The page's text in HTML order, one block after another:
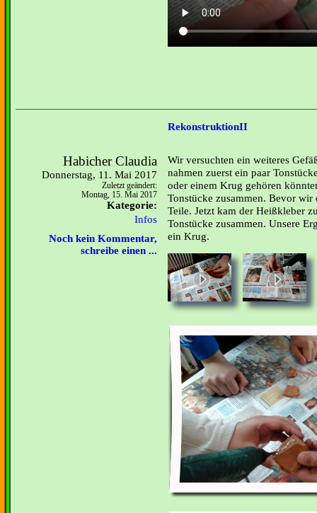
RekonstruktionII
Habicher Claudia
Donnerstag, 11. Mai 2017
Zuletzt geändert:
Montag, 15. Mai 2017
Kategorie:
Infos
Noch kein Kommentar,
schreibe einen ...
Wir versuchten ein weiteres
nahmen zuerst ein paar
oder einem Krug gehören
Tonstücke zusammen. Bevor
Teile. Jetzt kam der Heißkleber
Tonstücke zusammen. Unsere
ein Krug.